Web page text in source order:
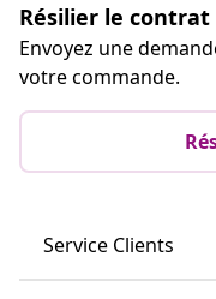
Résilier le contrat
Envoyez une
votre commande.
Service Clients